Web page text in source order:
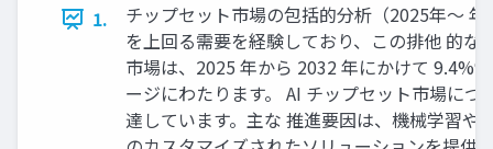
1.
チップセット市場の包括的分析（2025年～
を上回る需要を経験しており、この排他 的
市場は、2025 年から 2032 年にかけて
ージにわたります。 AI チップセット市場に
達しています。主な 推進要因は、機械学習